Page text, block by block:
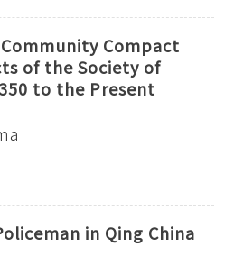
Compact
of the Society of
to the Present
in Qing China